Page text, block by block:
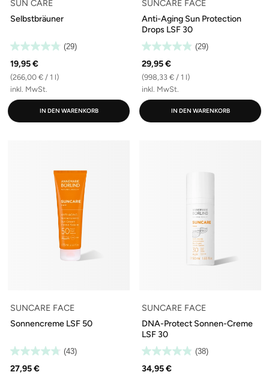
SUN CARE
Selbstbräuner
(29)
19,95 €
(266,00 € / 1 l)
inkl. MwSt.
IN DEN WARENKORB
SUNCARE FACE
Anti-Aging Sun Protection
Drops LSF 30
(29)
29,95 €
(998,33 € / 1 l)
inkl. MwSt.
IN DEN WARENKORB
SUNCARE FACE
Sonnencreme LSF 50
(43)
27,95 €
SUNCARE FACE
DNA-Protect Sonnen-Creme
LSF 30
(38)
34,95 €